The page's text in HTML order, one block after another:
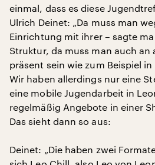
einmal, dass es diese
Ulrich Deinet: „Da muss man
Einrichtung mit ihrer – sagte
Struktur, da muss man auch an
präsent sein wie zum Beispiel
Wir haben allerdings nur eine
eine mobile Jugendarbeit in
regelmäßig Angebote in einer
Das sieht dann so aus:
Deinet: „Die haben zwei